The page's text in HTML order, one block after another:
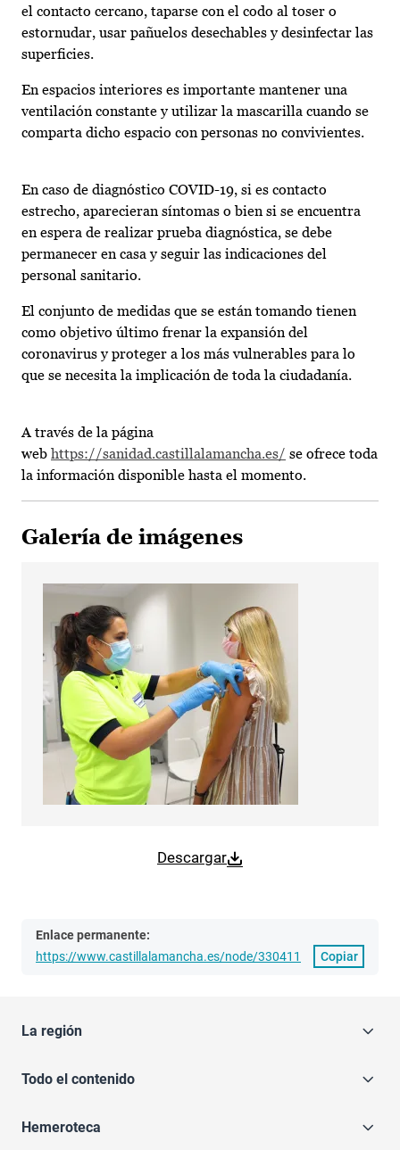
el contacto cercano, taparse con el codo al toser o
estornudar, usar pañuelos desechables y desinfectar las
superficies.
En espacios interiores es importante mantener una
ventilación constante y utilizar la mascarilla cuando se
comparta dicho espacio con personas no convivientes.
En caso de diagnóstico COVID-19, si es contacto
estrecho, aparecieran síntomas o bien si se encuentra
en espera de realizar prueba diagnóstica, se debe
permanecer en casa y seguir las indicaciones del
personal sanitario.
El conjunto de medidas que se están tomando tienen
como objetivo último frenar la expansión del
coronavirus y proteger a los más vulnerables para lo
que se necesita la implicación de toda la ciudadanía.
A través de la página
web https://sanidad.castillalamancha.es/ se ofrece toda
la información disponible hasta el momento.
Galería de imágenes
Descargar
Enlace permanente:
https://www.castillalamancha.es/node/330411
Copiar
La región
Todo el contenido
Hemeroteca